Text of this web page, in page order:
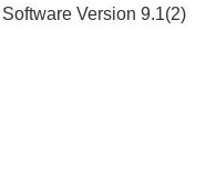
Version 9.1(2)